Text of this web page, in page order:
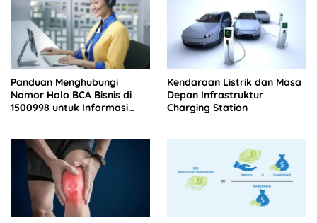
Panduan Menghubungi
Nomor Halo BCA Bisnis di
1500998 untuk Informasi
Kendaraan Listrik dan Masa
Depan Infrastruktur
Charging Station